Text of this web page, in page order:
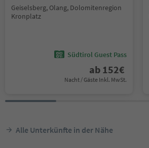
Geiselsberg, Olang, Dolomitenregion
Kronplatz
Südtirol Guest Pass
ab 152€
Nacht / Gäste Inkl. MwSt.
Alle Unterkünfte in der Nähe